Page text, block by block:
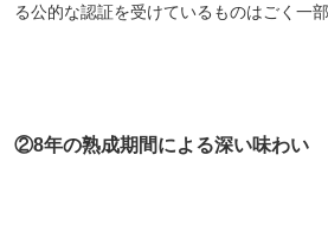
る公的な認証を受けているものはごく一部
②8年の熟成期間による深い味わい